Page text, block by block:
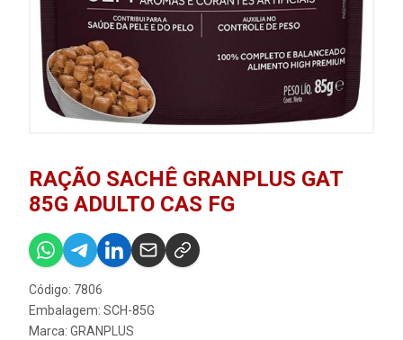
RAÇÃO SACHÊ GRANPLUS GAT
85G ADULTO CAS FG
Código: 7806
Embalagem: SCH-85G
Marca: GRANPLUS